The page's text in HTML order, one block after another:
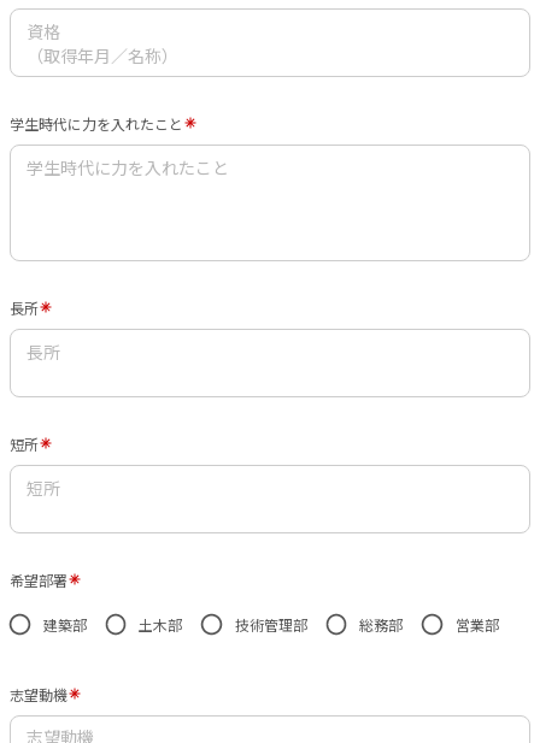
学生時代に力を入れたこと
長所
短所
希望部署
建築部 土木部 技術管理部 総務部 営業部
志望動機